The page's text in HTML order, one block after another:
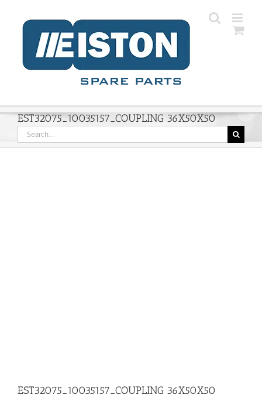
content
EST32075_10035157_COUPLING 36X50X50
Search
for:
EST32075_10035157_COUPLING 36X50X50